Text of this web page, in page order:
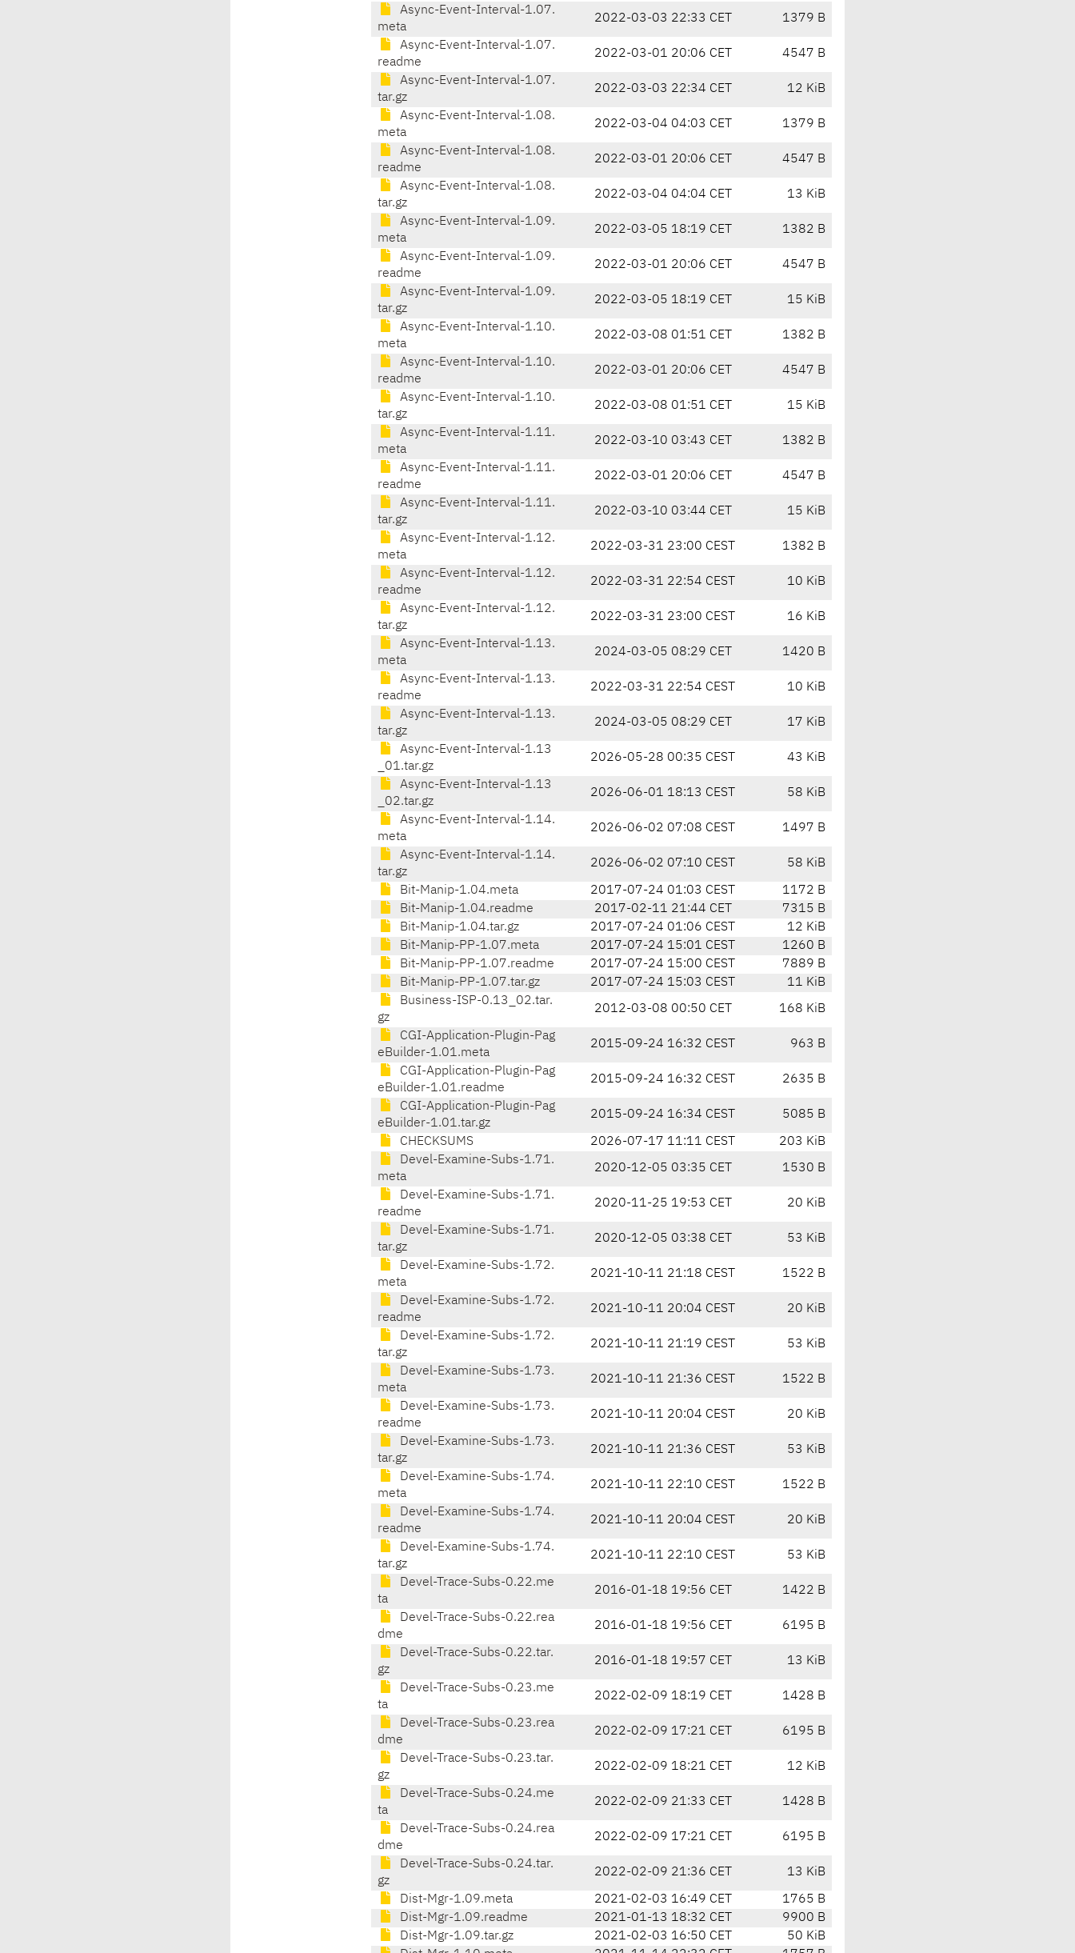
Async-Event-Interval-1.07.
meta
2022-03-03 22:33 CET 1379 B
Async-Event-Interval-1.07.
readme
2022-03-01 20:06 CET 4547 B
Async-Event-Interval-1.07.
tar.gz
2022-03-03 22:34 CET 12 KiB
Async-Event-Interval-1.08.
meta
2022-03-04 04:03 CET 1379 B
Async-Event-Interval-1.08.
readme
2022-03-01 20:06 CET 4547 B
Async-Event-Interval-1.08.
tar.gz
2022-03-04 04:04 CET 13 KiB
Async-Event-Interval-1.09.
meta
2022-03-05 18:19 CET 1382 B
Async-Event-Interval-1.09.
readme
2022-03-01 20:06 CET 4547 B
Async-Event-Interval-1.09.
tar.gz
2022-03-05 18:19 CET 15 KiB
Async-Event-Interval-1.10.
meta
2022-03-08 01:51 CET 1382 B
Async-Event-Interval-1.10.
readme
2022-03-01 20:06 CET 4547 B
Async-Event-Interval-1.10.
tar.gz
2022-03-08 01:51 CET 15 KiB
Async-Event-Interval-1.11.
meta
2022-03-10 03:43 CET 1382 B
Async-Event-Interval-1.11.
readme
2022-03-01 20:06 CET 4547 B
Async-Event-Interval-1.11.
tar.gz
2022-03-10 03:44 CET 15 KiB
Async-Event-Interval-1.12.
meta
2022-03-31 23:00 CEST 1382 B
Async-Event-Interval-1.12.
readme
2022-03-31 22:54 CEST 10 KiB
Async-Event-Interval-1.12.
tar.gz
2022-03-31 23:00 CEST 16 KiB
Async-Event-Interval-1.13.
meta
2024-03-05 08:29 CET 1420 B
Async-Event-Interval-1.13.
readme
2022-03-31 22:54 CEST 10 KiB
Async-Event-Interval-1.13.
tar.gz
2024-03-05 08:29 CET 17 KiB
Async-Event-Interval-1.13
_01.tar.gz
2026-05-28 00:35 CEST 43 KiB
Async-Event-Interval-1.13
_02.tar.gz
2026-06-01 18:13 CEST 58 KiB
Async-Event-Interval-1.14.
meta
2026-06-02 07:08 CEST 1497 B
Async-Event-Interval-1.14.
tar.gz
2026-06-02 07:10 CEST 58 KiB
Bit-Manip-1.04.meta 2017-07-24 01:03 CEST
1172 B
Bit-Manip-1.04.readme
2017-02-11 21:44 CET
7315 B
Bit-Manip-1.04.tar.gz
2017-07-24 01:06 CEST
12 KiB
Bit-Manip-PP-1.07.meta
2017-07-24 15:01 CEST
1260 B
Bit-Manip-PP-1.07.readme
2017-07-24 15:00 CEST
7889 B
Bit-Manip-PP-1.07.tar.gz
2017-07-24 15:03 CEST
11 KiB
Business-ISP-0.13_02.tar.
gz
2012-03-08 00:50 CET 168 KiB
CGI-Application-Plugin-Pag
eBuilder-1.01.meta
2015-09-24 16:32 CEST 963 B
CGI-Application-Plugin-Pag
eBuilder-1.01.readme
2015-09-24 16:32 CEST 2635 B
CGI-Application-Plugin-Pag
eBuilder-1.01.tar.gz
2015-09-24 16:34 CEST 5085 B
CHECKSUMS 2026-07-17 11:11 CEST
203 KiB
Devel-Examine-Subs-1.71.
meta
2020-12-05 03:35 CET 1530 B
Devel-Examine-Subs-1.71.
readme
2020-11-25 19:53 CET 20 KiB
Devel-Examine-Subs-1.71.
tar.gz
2020-12-05 03:38 CET 53 KiB
Devel-Examine-Subs-1.72.
meta
2021-10-11 21:18 CEST 1522 B
Devel-Examine-Subs-1.72.
readme
2021-10-11 20:04 CEST 20 KiB
Devel-Examine-Subs-1.72.
tar.gz
2021-10-11 21:19 CEST 53 KiB
Devel-Examine-Subs-1.73.
meta
2021-10-11 21:36 CEST 1522 B
Devel-Examine-Subs-1.73.
readme
2021-10-11 20:04 CEST 20 KiB
Devel-Examine-Subs-1.73.
tar.gz
2021-10-11 21:36 CEST 53 KiB
Devel-Examine-Subs-1.74.
meta
2021-10-11 22:10 CEST 1522 B
Devel-Examine-Subs-1.74.
readme
2021-10-11 20:04 CEST 20 KiB
Devel-Examine-Subs-1.74.
tar.gz
2021-10-11 22:10 CEST 53 KiB
Devel-Trace-Subs-0.22.me
ta
2016-01-18 19:56 CET 1422 B
Devel-Trace-Subs-0.22.rea
dme
2016-01-18 19:56 CET 6195 B
Devel-Trace-Subs-0.22.tar.
gz
2016-01-18 19:57 CET 13 KiB
Devel-Trace-Subs-0.23.me
ta
2022-02-09 18:19 CET 1428 B
Devel-Trace-Subs-0.23.rea
dme
2022-02-09 17:21 CET 6195 B
Devel-Trace-Subs-0.23.tar.
gz
2022-02-09 18:21 CET 12 KiB
Devel-Trace-Subs-0.24.me
ta
2022-02-09 21:33 CET 1428 B
Devel-Trace-Subs-0.24.rea
dme
2022-02-09 17:21 CET 6195 B
Devel-Trace-Subs-0.24.tar.
gz
2022-02-09 21:36 CET 13 KiB
Dist-Mgr-1.09.meta 2021-02-03 16:49 CET
1765 B
Dist-Mgr-1.09.readme
2021-01-13 18:32 CET
9900 B
Dist-Mgr-1.09.tar.gz
2021-02-03 16:50 CET
50 KiB